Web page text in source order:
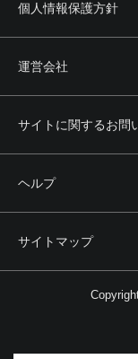
個人情報保護方針
運営会社
サイトに関するお問
ヘルプ
サイトマップ